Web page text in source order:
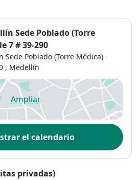
Sede Poblado (Torre
7 # 39-290
Sede Poblado (Torre Médica) -
, Medellín
Ampliarse abre en una nueva
el calendario
privadas)